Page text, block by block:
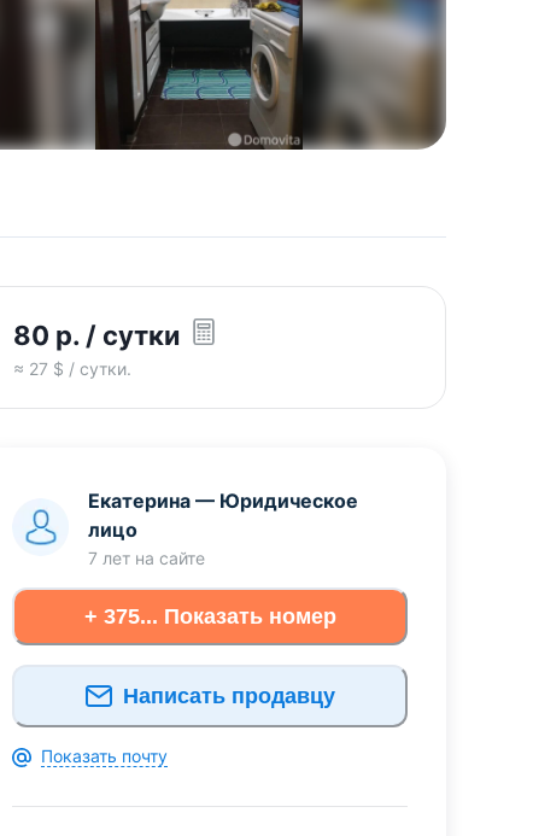
80 р. / сутки
≈ 27 $ / сутки.
Екатерина — Юридическое
лицо
7 лет на сайте
+ 375... Показать номер
Написать продавцу
Показать почту